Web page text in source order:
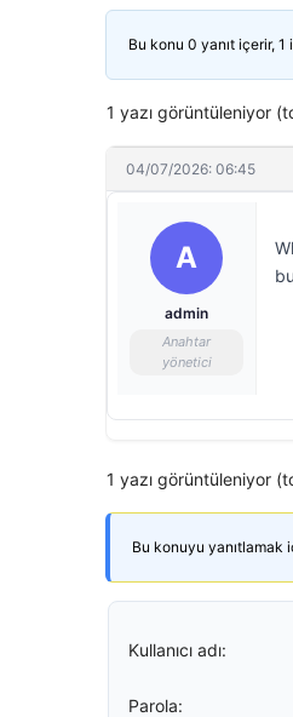
Bu konu 0 yanıt içerir,
1 yazı görüntüleniyor
04/07/2026: 06:45
A
admin
Anahtar
yönetici
1 yazı görüntüleniyor
Bu konuyu yanıtlamak
Kullanıcı adı:
Parola: